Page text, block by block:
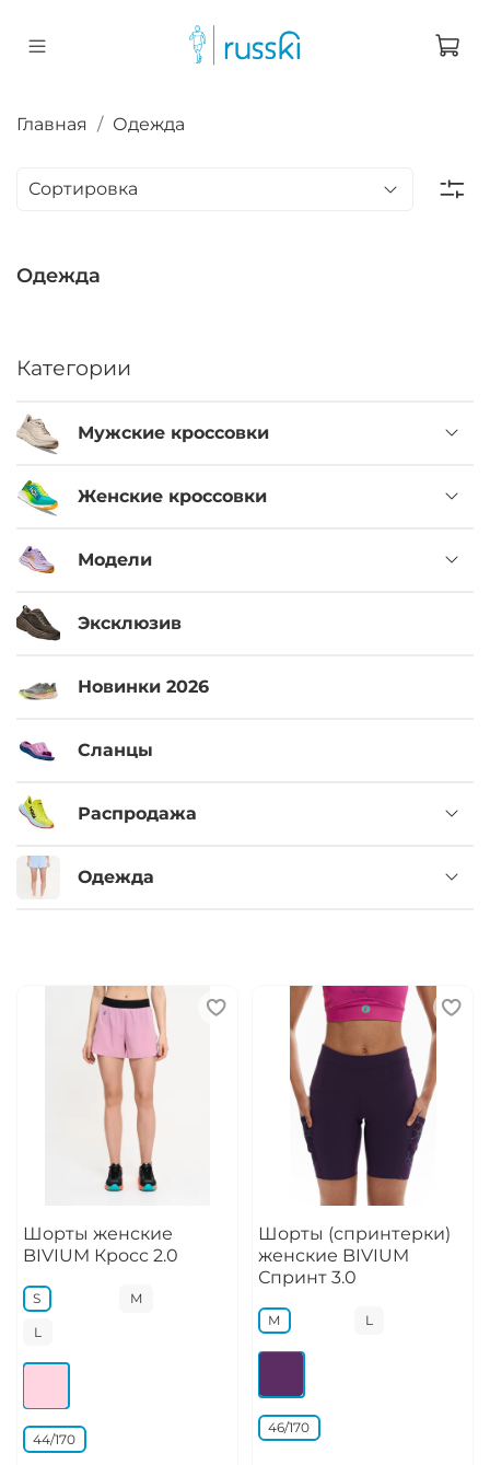
Главная Одежда
Одежда
Категории
Мужские кроссовки
Женские кроссовки
Модели
Эксклюзив
Новинки 2026
Сланцы
Распродажа
Одежда
Шорты женские
BIVIUM Кросс 2.0
S M
L
44/170
Шорты (спринтерки)
женские BIVIUM
Спринт 3.0
M L
46/170